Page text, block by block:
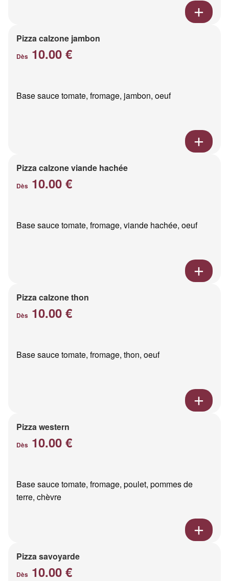
Pizza calzone jambon
Dès 10.00 €
Base sauce tomate, fromage, jambon, oeuf
Pizza calzone viande hachée
Dès 10.00 €
Base sauce tomate, fromage, viande hachée, oeuf
Pizza calzone thon
Dès 10.00 €
Base sauce tomate, fromage, thon, oeuf
Pizza western
Dès 10.00 €
Base sauce tomate, fromage, poulet, pommes de
terre, chèvre
Pizza savoyarde
Dès 10.00 €